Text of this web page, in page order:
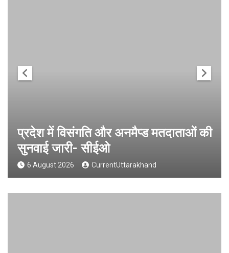
प्रदेश में विसंगति और अनमैप्ड मतदाताओं की
सुनवाई जारी- सीईओ
6 August 2026 CurrentUttarakhand